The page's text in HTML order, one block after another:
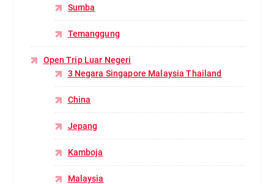
Sumba
Temanggung
Open Trip Luar Negeri
3 Negara Singapore Malaysia Thailand
China
Jepang
Kamboja
Malaysia